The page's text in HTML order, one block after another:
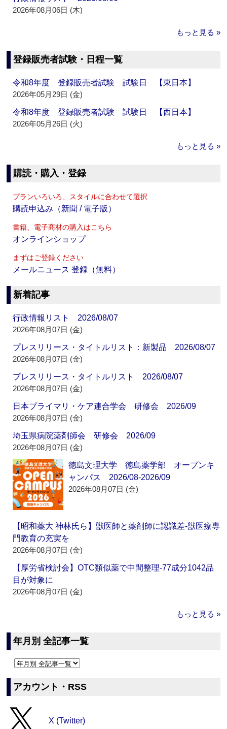
2026年08月06日 (木)
もっと見る »
登録販売者試験・日程一覧
令和8年度 登録販売者試験 試験日 【東日本】
2026年05月29日 (金)
令和8年度 登録販売者試験 試験日 【西日本】
2026年05月26日 (火)
もっと見る »
購読・購入・登録
プランいろいろ、スタイルに合わせて選択
購読申込み（新聞 / 電子版）
書籍、電子商材の購入はこちら
オンラインショップ
まずはご登録ください
メールニュース 登録（無料）
新着記事
行政情報リスト 2026/08/07
2026年08月07日 (金)
プレスリリース・タイトルリスト：新製品 2026/08/07
2026年08月07日 (金)
プレスリリース・タイトルリスト 2026/08/07
2026年08月07日 (金)
日本プライマリ・ケア連合学会 研修会 2026/09
2026年08月07日 (金)
埼玉県病院薬剤師会 研修会 2026/09
2026年08月07日 (金)
徳島文理大学 徳島薬学部 オープンキ
ャンパス 2026/08-2026/09
2026年08月07日 (金)
【昭和薬大 神林氏ら】獣医師と薬剤師に認識差‐獣医療専
門教育の充実を
2026年08月07日 (金)
【厚労省検討会】OTC類似薬で中間整理‐77成分1042品
目が対象に
2026年08月07日 (金)
もっと見る »
年月別 全記事一覧
アカウント・RSS
X (Twitter)